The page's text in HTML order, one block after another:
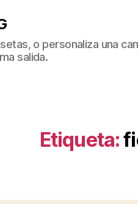
o personaliza una
salida.
Etiqueta: